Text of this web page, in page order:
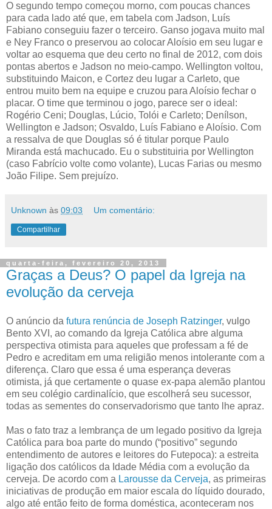
O segundo tempo começou morno, com poucas chances
para cada lado até que, em tabela com Jadson, Luís
Fabiano conseguiu fazer o terceiro. Ganso jogava muito mal
e Ney Franco o preservou ao colocar Aloísio em seu lugar e
voltar ao esquema que deu certo no final de 2012, com dois
pontas abertos e Jadson no meio-campo. Wellington voltou,
substituindo Maicon, e Cortez deu lugar a Carleto, que
entrou muito bem na equipe e cruzou para Aloísio fechar o
placar. O time que terminou o jogo, parece ser o ideal:
Rogério Ceni; Douglas, Lúcio, Tolói e Carleto; Denílson,
Wellington e Jadson; Osvaldo, Luís Fabiano e Aloísio. Com
a ressalva de que Douglas só é titular porque Paulo
Miranda está machucado. Eu o substituiria por Wellington
(caso Fabrício volte como volante), Lucas Farias ou mesmo
João Filipe. Sem prejuízo.
Unknown às 09:03 Um comentário:
Compartilhar
quarta-feira, fevereiro 20, 2013
Graças a Deus? O papel da Igreja na
evolução da cerveja
O anúncio da futura renúncia de Joseph Ratzinger, vulgo
Bento XVI, ao comando da Igreja Católica abre alguma
perspectiva otimista para aqueles que professam a fé de
Pedro e acreditam em uma religião menos intolerante com a
diferença. Claro que essa é uma esperança deveras
otimista, já que certamente o quase ex-papa alemão plantou
em seu colégio cardinalício, que escolherá seu sucessor,
todas as sementes do conservadorismo que tanto lhe apraz.
Mas o fato traz a lembrança de um legado positivo da Igreja
Católica para boa parte do mundo (“positivo” segundo
entendimento de autores e leitores do Futepoca): a estreita
ligação dos católicos da Idade Média com a evolução da
cerveja. De acordo com a Larousse da Cerveja, as primeiras
iniciativas de produção em maior escala do líquido dourado,
algo até então feito de forma doméstica, aconteceram nos